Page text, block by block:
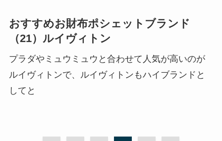
おすすめお財布ポシェットブランド
（21）ルイヴィトン
プラダやミュウミュウと合わせて人気が高いのが
ルイヴィトンで、ルイヴィトンもハイブランドと
してと